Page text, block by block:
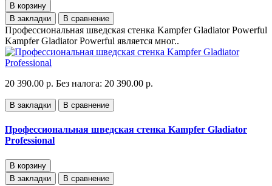
В корзину
В закладки
В сравнение
Профессиональная шведская стенка Kampfer Gladiator Powerful
Kampfer Gladiator Powerful является мног..
20 390.00 р. Без налога: 20 390.00 р.
В закладки В сравнение
Профессиональная шведская стенка Kampfer Gladiator
Professional
В корзину
В закладки
В сравнение